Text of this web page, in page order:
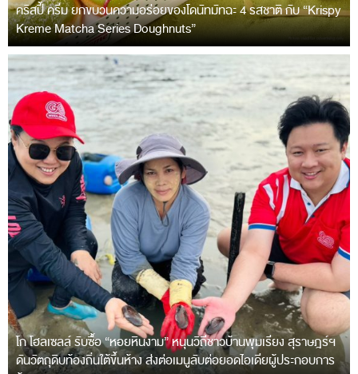
คริสปี้ ครีม ยกขบวนความอร่อยของโดนัทมัทฉะ 4 รสชาติ กับ “Krispy
Kreme Matcha Series Doughnuts”
โก โฮลเซลล์ รับซื้อ “หอยหินงาม” หนุนวิถีชาวบ้านพุมเรียง สุราษฎร์ฯ
ดันวัตถุดิบท้องถิ่นใต้ขึ้นห้าง ส่งต่อเมนูลับต่อยอดไอเดียผู้ประกอบการ